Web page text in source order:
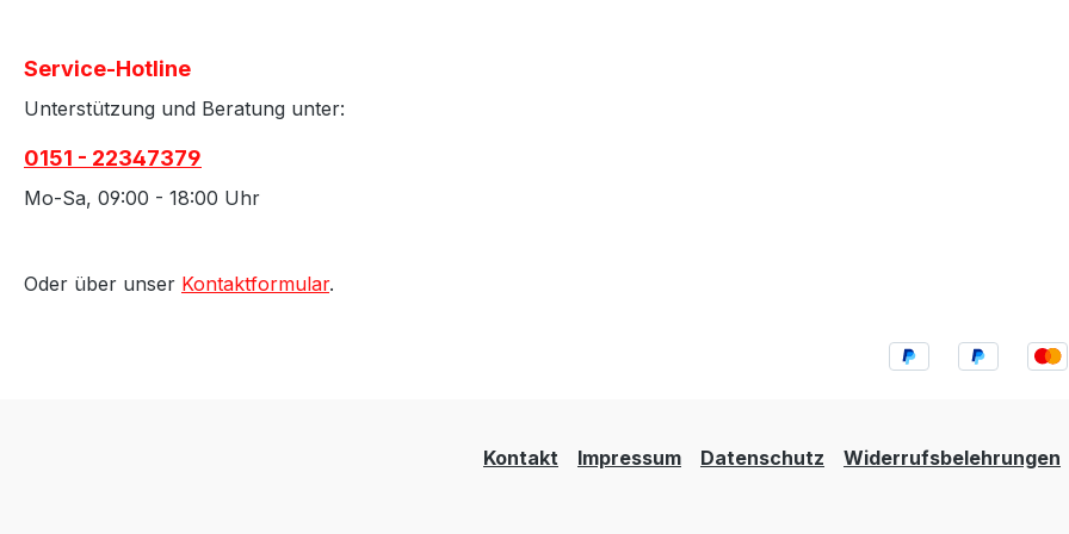
Service-Hotline
Unterstützung und Beratung unter:
0151 - 22347379
Mo-Sa, 09:00 - 18:00 Uhr
Oder über unser Kontaktformular.
Kontakt Impressum Datenschutz Widerrufsbelehrungen